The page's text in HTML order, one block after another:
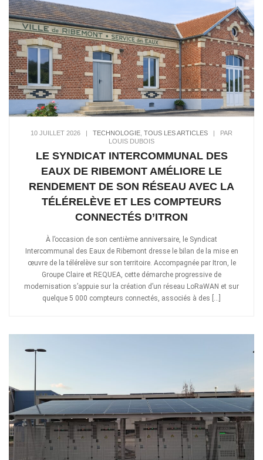
10 JUILLET 2026 | TECHNOLOGIE TOUS LES ARTICLES | PAR
LOUIS DUBOIS
LE SYNDICAT INTERCOMMUNAL DES
EAUX DE RIBEMONT AMÉLIORE LE
RENDEMENT DE SON RÉSEAU AVEC LA
TÉLÉRELÈVE ET LES COMPTEURS
CONNECTÉS D’ITRON
À l’occasion de son centième anniversaire, le Syndicat
Intercommunal des Eaux de Ribemont dresse le bilan de la mise en
œuvre de la télérelève sur son territoire. Accompagnée par Itron, le
Groupe Claire et REQUEA, cette démarche progressive de
modernisation s’appuie sur la création d’un réseau LoRaWAN et sur
quelque 5 000 compteurs connectés, associés à des […]